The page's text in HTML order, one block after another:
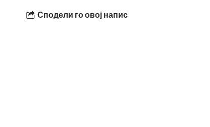
Сподели го овој напис